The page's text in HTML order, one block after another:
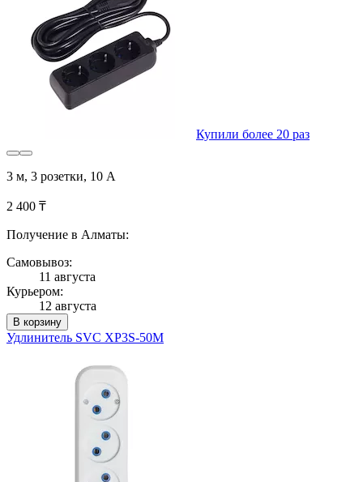
Купили более 20 раз
3 м, 3 розетки, 10 А
2 400 ₸
Получение в Алматы:
Самовывоз:
11 августа
Курьером:
12 августа
В корзину
Удлинитель SVC XP3S-50M